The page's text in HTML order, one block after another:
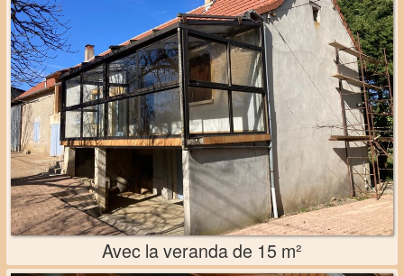
Avec la veranda de 15 m²